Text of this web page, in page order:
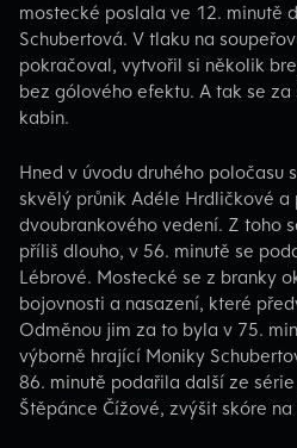
mostecké poslala ve 12. minutě
Schubertová. V tlaku na
pokračoval, vytvořil si několik
bez gólového efektu. A tak se
kabin.
Hned v úvodu druhého poločasu
skvělý průnik Adéle Hrdličkové a
dvoubrankového vedení. Z toho
příliš dlouho, v 56. minutě se
Lébrové. Mostecké se z branky
bojovnosti a nasazení, které
Odměnou jim za to byla v 75.
výborně hrající Moniky
86. minutě podařila další ze
Štěpánce Čížové, zvýšit skóre